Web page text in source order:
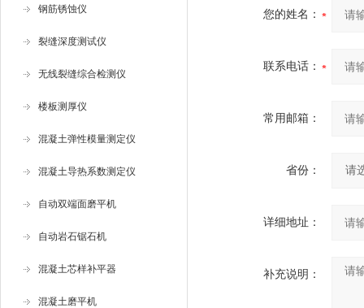
钢筋锈蚀仪
裂缝深度测试仪
无线裂缝综合检测仪
楼板测厚仪
混凝土弹性模量测定仪
混凝土导热系数测定仪
自动双端面磨平机
自动岩石锯石机
混凝土芯样补平器
混凝土磨平机
您的姓名：
联系电话：
常用邮箱：
省份：
详细地址：
补充说明：